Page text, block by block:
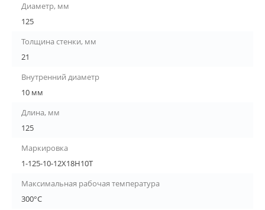
Диаметр, мм
125
Толщина стенки, мм
21
Внутренний диаметр
10 мм
Длина, мм
125
Маркировка
1-125-10-12Х18Н10Т
Максимальная рабочая температура
300°С